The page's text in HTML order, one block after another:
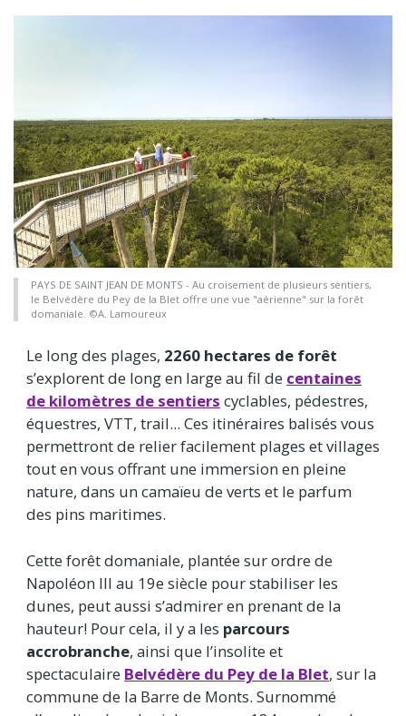
PAYS DE SAINT JEAN DE MONTS - Au croisement de plusieurs sentiers,
le Belvédère du Pey de la Blet offre une vue "aérienne" sur la forêt
domaniale. ©A. Lamoureux
Le long des plages, 2260 hectares de forêt
s’explorent de long en large au fil de centaines
de kilomètres de sentiers cyclables, pédestres,
équestres, VTT, trail... Ces itinéraires balisés vous
permettront de relier facilement plages et villages
tout en vous offrant une immersion en pleine
nature, dans un camaïeu de verts et le parfum
des pins maritimes.
Cette forêt domaniale, plantée sur ordre de
Napoléon III au 19e siècle pour stabiliser les
dunes, peut aussi s’admirer en prenant de la
hauteur! Pour cela, il y a les parcours
accrobranche, ainsi que l’insolite et
spectaculaire Belvédère du Pey de la Blet, sur la
commune de la Barre de Monts. Surnommé